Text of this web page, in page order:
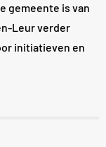
gemeente is van
Leur verder
initiatieven en